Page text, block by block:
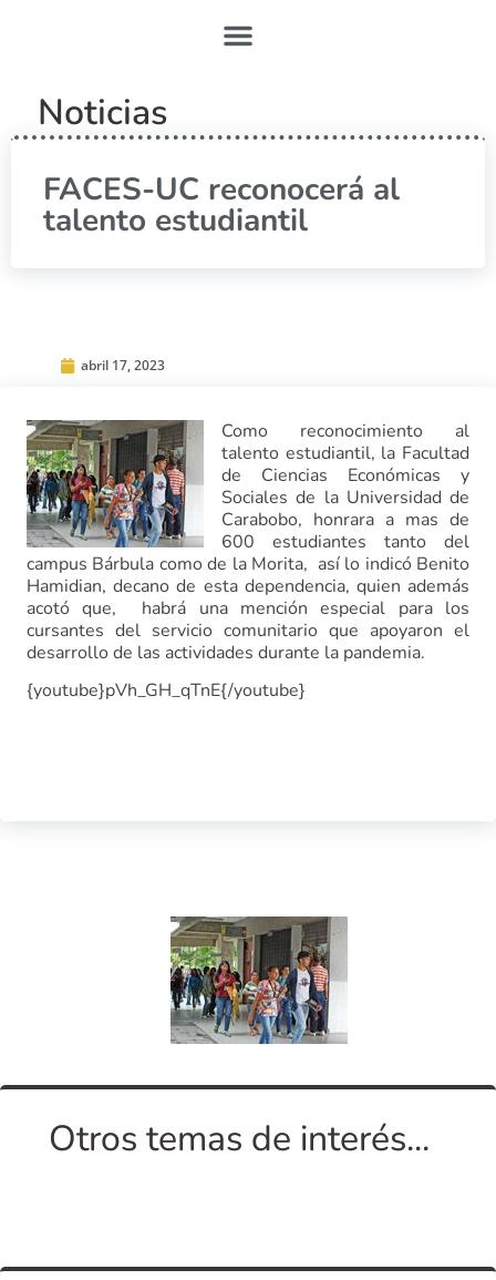
Noticias
FACES-UC reconocerá al
talento estudiantil
abril 17, 2023
Como reconocimiento al
talento estudiantil, la Facultad
de Ciencias Económicas y
Sociales de la Universidad de
Carabobo, honrara a mas de
600 estudiantes tanto del
campus Bárbula como de la Morita, así lo indicó Benito
Hamidian, decano de esta dependencia, quien además
acotó que, habrá una mención especial para los
cursantes del servicio comunitario que apoyaron el
desarrollo de las actividades durante la pandemia.
{youtube}pVh_GH_qTnE{/youtube}
Otros temas de interés...